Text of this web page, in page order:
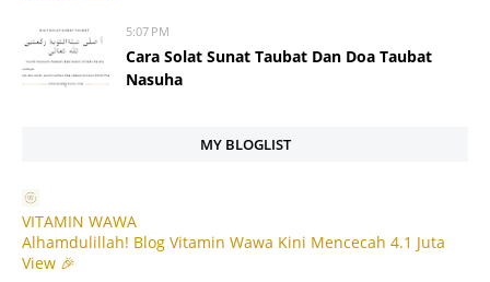
5:07 PM
Cara Solat Sunat Taubat Dan Doa Taubat
Nasuha
MY BLOGLIST
VITAMIN WAWA
Alhamdulillah! Blog Vitamin Wawa Kini Mencecah 4.1 Juta
View 🎉